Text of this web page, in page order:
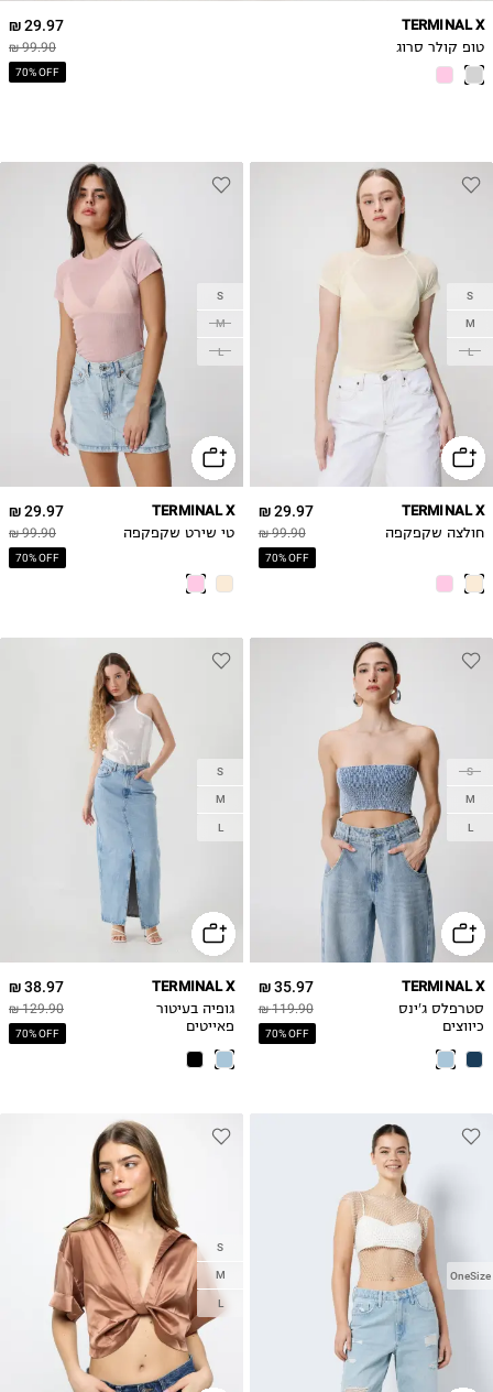
29.97 ₪
99.90 ₪
70% OFF
TERMINAL X
טופ קולר סרוג
S
M
L
29.97 ₪
99.90 ₪
70% OFF
TERMINAL X
חולצה שקפקפה
S
M
L
29.97 ₪
99.90 ₪
70% OFF
TERMINAL X
טי שירט שקפקפה
S
M
L
35.97 ₪
119.90 ₪
70% OFF
TERMINAL X
סטרפלס ג'ינס
כיווצים
S
M
L
38.97 ₪
129.90 ₪
70% OFF
TERMINAL X
גופיה בעיטור
פאייטים
OneSize
S
M
L